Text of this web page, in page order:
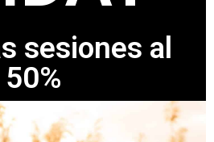
sesiones al
50%